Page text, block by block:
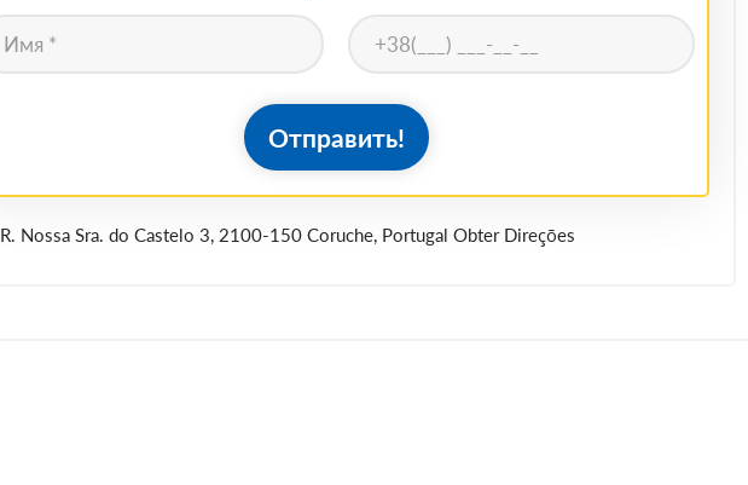
Отправить!
R. Nossa Sra. do Castelo 3, 2100-150 Coruche, Portugal Obter Direções